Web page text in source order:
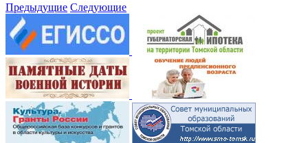
Предыдущие Следующие